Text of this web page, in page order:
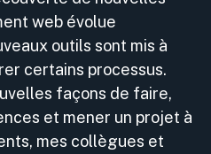
web évolue
outils sont mis à
certains processus.
façons de faire,
et mener un projet à
mes collègues et